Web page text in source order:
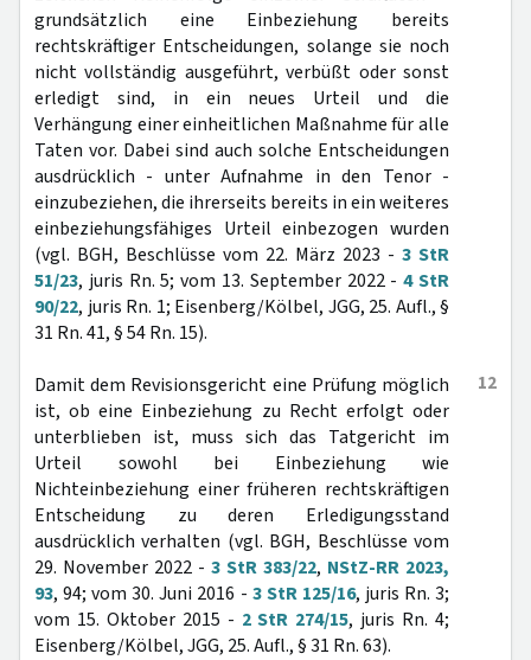
grundsätzlich eine Einbeziehung bereits
rechtskräftiger Entscheidungen, solange sie noch
nicht vollständig ausgeführt, verbüßt oder sonst
erledigt sind, in ein neues Urteil und die
Verhängung einer einheitlichen Maßnahme für alle
Taten vor. Dabei sind auch solche Entscheidungen
ausdrücklich - unter Aufnahme in den Tenor -
einzubeziehen, die ihrerseits bereits in ein weiteres
einbeziehungsfähiges Urteil einbezogen wurden
(vgl. BGH, Beschlüsse vom 22. März 2023 - 3 StR
51/23, juris Rn. 5; vom 13. September 2022 -4 StR
90/22, juris Rn. 1; Eisenberg/Kölbel, JGG, 25. Aufl., §
31 Rn. 41, § 54 Rn. 15).
12
Damit dem Revisionsgericht eine Prüfung möglich
ist, ob eine Einbeziehung zu Recht erfolgt oder
unterblieben ist, muss sich das Tatgericht im
Urteil sowohl bei Einbeziehung wie
Nichteinbeziehung einer früheren rechtskräftigen
Entscheidung zu deren Erledigungsstand
ausdrücklich verhalten (vgl. BGH, Beschlüsse vom
29. November 2022 - 3 StR 383/22, NStZ-RR 2023,
93, 94; vom 30. Juni 2016 - 3 StR 125/16, juris Rn. 3;
vom 15. Oktober 2015 - 2 StR 274/15, juris Rn. 4;
Eisenberg/Kölbel, JGG, 25. Aufl., § 31 Rn. 63).